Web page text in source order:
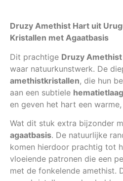
Druzy Amethist Hart uit
Kristallen met Agaatbasis
Dit prachtige Druzy
waar natuurkunstwerk. De
amethistkristallen, die hun
aan een subtiele hematietlaag
en geven het hart een
Wat dit stuk extra bijzonder
agaatbasis. De natuurlijke
komen hierdoor prachtig tot
vloeiende patronen die een
met de fonkelende amethist.